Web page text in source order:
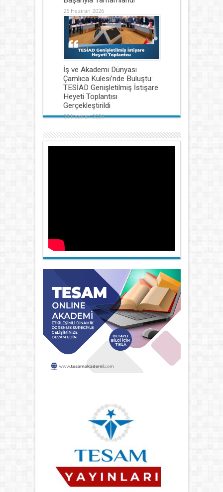
25 Haziran 2026
İş ve Akademi Dünyası
Çamlıca Kulesi’nde Buluştu:
TESİAD Genişletilmiş İstişare
Heyeti Toplantısı
Gerçekleştirildi
25 Haziran 2026